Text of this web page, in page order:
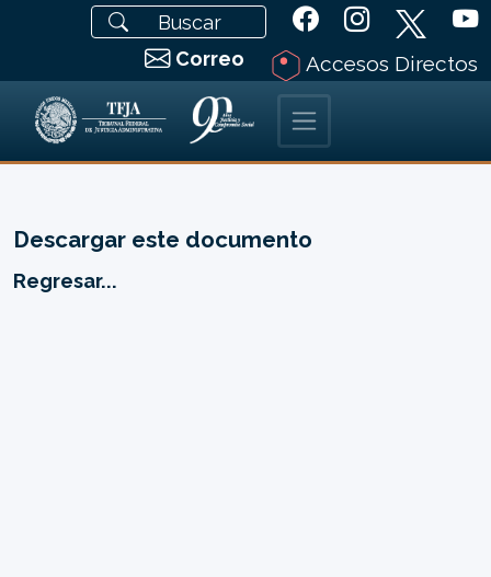
Correo Accesos Directos
Descargar este documento
Regresar...